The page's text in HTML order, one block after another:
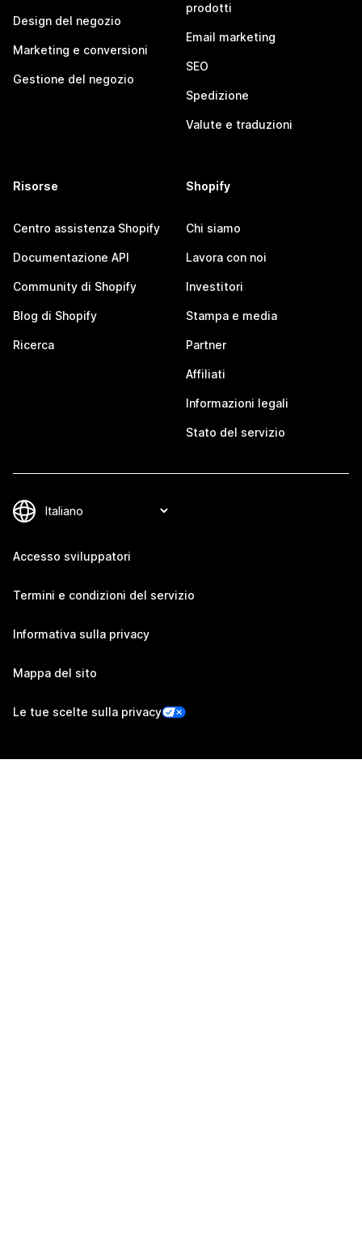
Design del negozio
Marketing e conversioni
Gestione del negozio
prodotti
Email marketing
SEO
Spedizione
Valute e traduzioni
Risorse
Centro assistenza Shopify
Documentazione API
Community di Shopify
Blog di Shopify
Ricerca
Shopify
Chi siamo
Lavora con noi
Investitori
Stampa e media
Partner
Affiliati
Informazioni legali
Stato del servizio
Accesso sviluppatori
Termini e condizioni del servizio
Informativa sulla privacy
Mappa del sito
Le tue scelte sulla privacy